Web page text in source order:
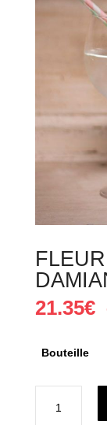
21.35€
Bouteille
quantité
FLEUR